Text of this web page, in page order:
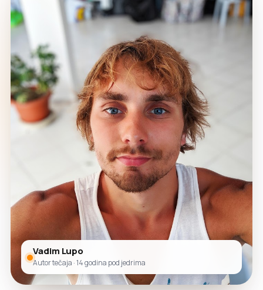
Vadim Lupo
Autor tečaja · 14 godina pod jedrima